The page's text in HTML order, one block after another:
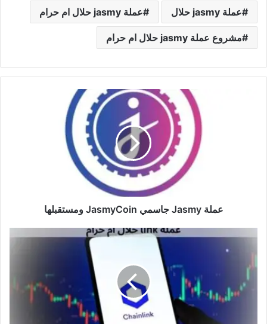
عملة jasmy حلال عملة jasmy حلال ام حرام
مشروع عملة jasmy حلال ام حرام
عملة Jasmy جاسمي JasmyCoin ومستقبلها
أم
حرام